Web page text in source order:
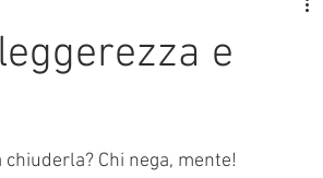
e
Chi nega, mente!